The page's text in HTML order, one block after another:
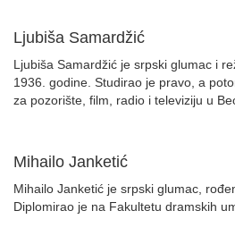
Ljubiša Samardžić
Ljubiša Samardžić je srpski glumac i
1936. godine. Studirao je pravo, a
za pozorište, film, radio i televiziju u
Mihailo Janketić
Mihailo Janketić je srpski glumac,
Diplomirao je na Fakultetu dramskih